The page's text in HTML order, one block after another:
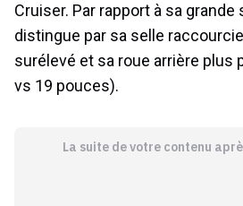
Cruiser. Par rapport à sa
distingue par sa selle
surélevé et sa roue arrière plus
vs 19 pouces).
La suite de votre contenu